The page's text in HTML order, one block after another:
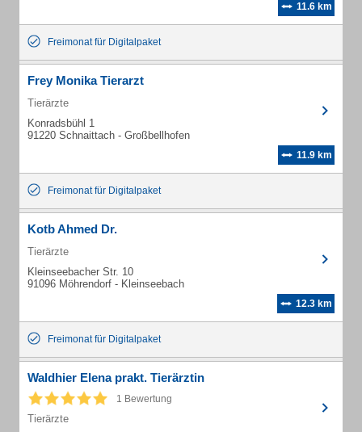
11.6 km
Freimonat für Digitalpaket
Frey Monika Tierarzt
Tierärzte
Konradsbühl 1
91220 Schnaittach - Großbellhofen
11.9 km
Freimonat für Digitalpaket
Kotb Ahmed Dr.
Tierärzte
Kleinseebacher Str. 10
91096 Möhrendorf - Kleinseebach
12.3 km
Freimonat für Digitalpaket
Waldhier Elena prakt. Tierärztin
1 Bewertung
Tierärzte